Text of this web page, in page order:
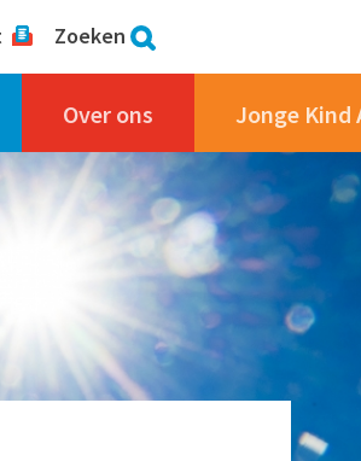
Zoeken
Over ons Jonge Kind